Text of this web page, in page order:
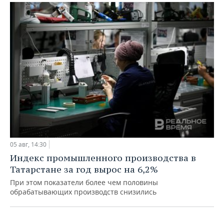
05 авг, 14:30
Индекс промышленного производства в
Татарстане за год вырос на 6,2%
При этом показатели более чем половины
обрабатывающих производств снизились